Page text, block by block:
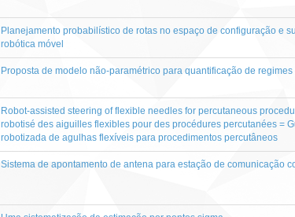
Planejamento probabilístico de rotas no espaço de configuração e
robótica móvel
Proposta de modelo não-paramétrico para quantificação de
Robot-assisted steering of flexible needles for percutaneous
robotisé des aiguilles flexibles pour des procédures percutanées =
robotizada de agulhas flexíveis para procedimentos percutâneos
Sistema de apontamento de antena para estação de comunicação